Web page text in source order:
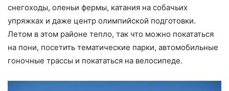
снегоходы, оленьи фермы, катания на собачьих
упряжках и даже центр олимпийской подготовки.
Летом в этом районе тепло, так что можно покататься
на пони, посетить тематические парки, автомобильные
гоночные трассы и покататься на велосипеде.